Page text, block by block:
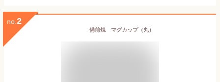
no. 2
備前焼 マグカップ（丸）